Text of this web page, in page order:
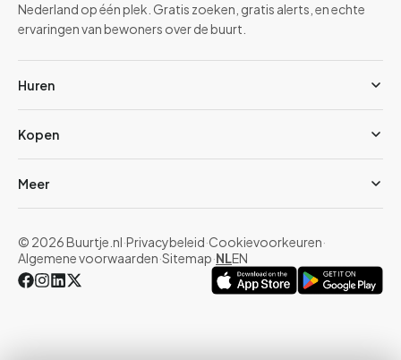
Nederland op één plek. Gratis zoeken, gratis alerts, en echte
ervaringen van bewoners over de buurt.
Huren
Kopen
Meer
© 2026 Buurtje.nl·Privacybeleid·Cookievoorkeuren·
Algemene voorwaarden·Sitemap·NLEN